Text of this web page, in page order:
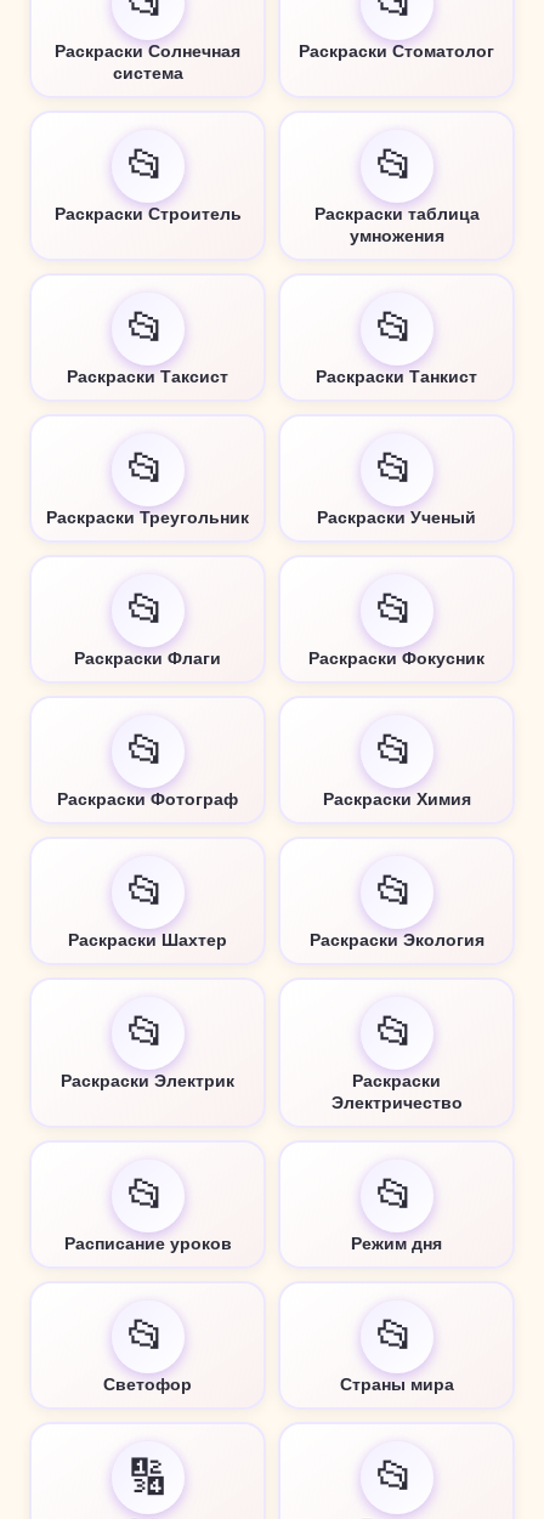
Раскраски Солнечная
система
Раскраски Стоматолог
📂
Раскраски Строитель
📂
Раскраски таблица
умножения
📂
Раскраски Таксист
📂
Раскраски Танкист
📂
Раскраски Треугольник
📂
Раскраски Ученый
📂
Раскраски Флаги
📂
Раскраски Фокусник
📂
Раскраски Фотограф
📂
Раскраски Химия
📂
Раскраски Шахтер
📂
Раскраски Экология
📂
Раскраски Электрик
📂
Раскраски
Электричество
📂
Расписание уроков
📂
Режим дня
📂
Светофор
📂
Страны мира
🔢 📂